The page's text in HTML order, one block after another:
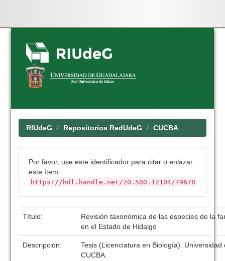
Skip
navigation
RIUdeG Repositorios RedUdeG CUCBA
Por favor, use este identificador para citar o enlazar
este ítem:
https://hdl.handle.net/20.500.12104/79678
Título:
Revisión taxonómica de las especies de la
en el Estado de Hidalgo
Descripción:
Tesis (Licenciatura en Biología). Universidad
CUCBA.